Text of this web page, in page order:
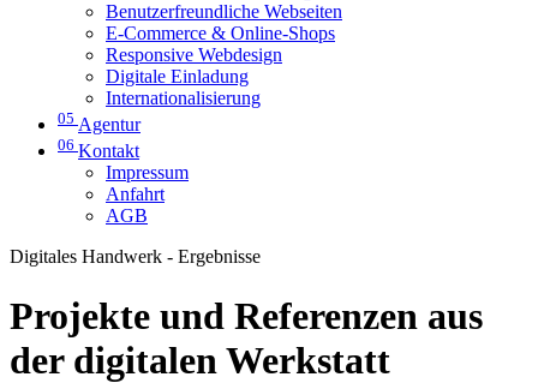
Benutzerfreundliche Webseiten
E-Commerce & Online-Shops
Responsive Webdesign
Digitale Einladung
Internationalisierung
05 Agentur
06 Kontakt
Impressum
Anfahrt
AGB
Digitales Handwerk - Ergebnisse
Projekte und Referenzen aus
der digitalen Werkstatt